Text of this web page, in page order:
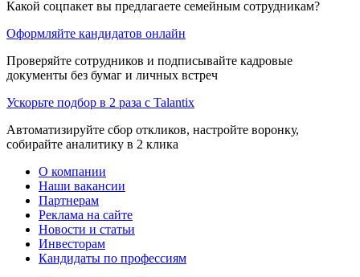
Какой соцпакет вы предлагаете семейным сотрудникам?
Оформляйте кандидатов онлайн
Проверяйте сотрудников и подписывайте кадровые
документы без бумаг и личных встреч
Ускорьте подбор в 2 раза с Talantix
Автоматизируйте сбор откликов, настройте воронку,
собирайте аналитику в 2 клика
О компании
Наши вакансии
Партнерам
Реклама на сайте
Новости и статьи
Инвесторам
Кандидаты по профессиям